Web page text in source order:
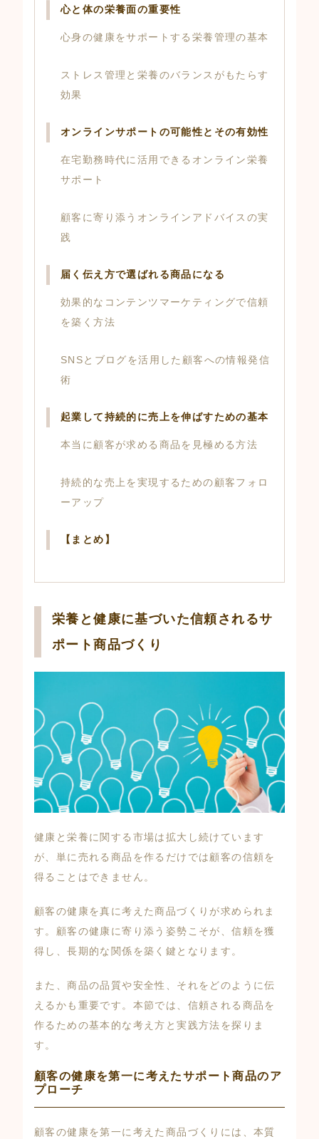
心と体の栄養面の重要性
心身の健康をサポートする栄養管理の基本
ストレス管理と栄養のバランスがもたらす
効果
オンラインサポートの可能性とその有効性
在宅勤務時代に活用できるオンライン栄養
サポート
顧客に寄り添うオンラインアドバイスの実
践
届く伝え方で選ばれる商品になる
効果的なコンテンツマーケティングで信頼
を築く方法
SNSとブログを活用した顧客への情報発信
術
起業して持続的に売上を伸ばすための基本
本当に顧客が求める商品を見極める方法
持続的な売上を実現するための顧客フォロ
ーアップ
【まとめ】
栄養と健康に基づいた信頼されるサ
ポート商品づくり
健康と栄養に関する市場は拡大し続けています
が、単に売れる商品を作るだけでは顧客の信頼を
得ることはできません。
顧客の健康を真に考えた商品づくりが求められま
す。顧客の健康に寄り添う姿勢こそが、信頼を獲
得し、長期的な関係を築く鍵となります。
また、商品の品質や安全性、それをどのように伝
えるかも重要です。本節では、信頼される商品を
作るための基本的な考え方と実践方法を探りま
す。
顧客の健康を第一に考えたサポート商品のア
プローチ
顧客の健康を第一に考えた商品づくりには、本質